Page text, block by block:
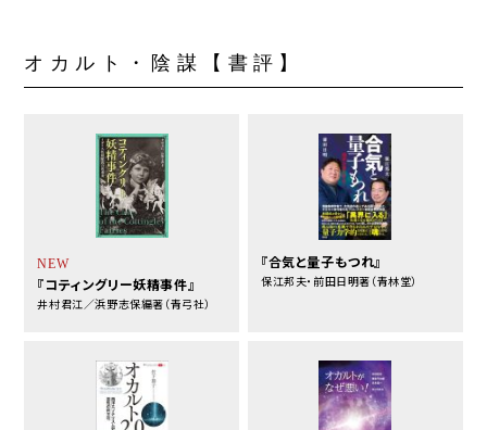
オカルト・陰謀【書評】
NEW
『コティングリー妖精事件』
井村君江／浜野志保編著（青弓社）
『合気と量子もつれ』
保江邦夫・前田日明著（青林堂）